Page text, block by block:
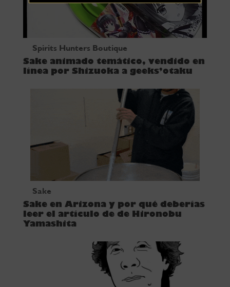
Spirits Hunters Boutique
Sake animado temático, vendido en
línea por Shizuoka a geeks’otaku
Sake
Sake en Arizona y por qué deberías
leer el artículo de de Hironobu
Yamashita